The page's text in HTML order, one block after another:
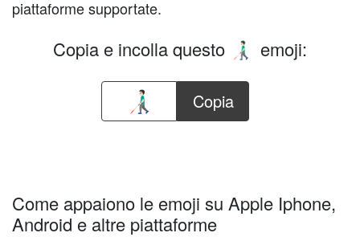
piattaforme supportate.
Copia e incolla questo 👨🏻‍🦯 emoji:
Copia
Come appaiono le emoji su Apple Iphone,
Android e altre piattaforme